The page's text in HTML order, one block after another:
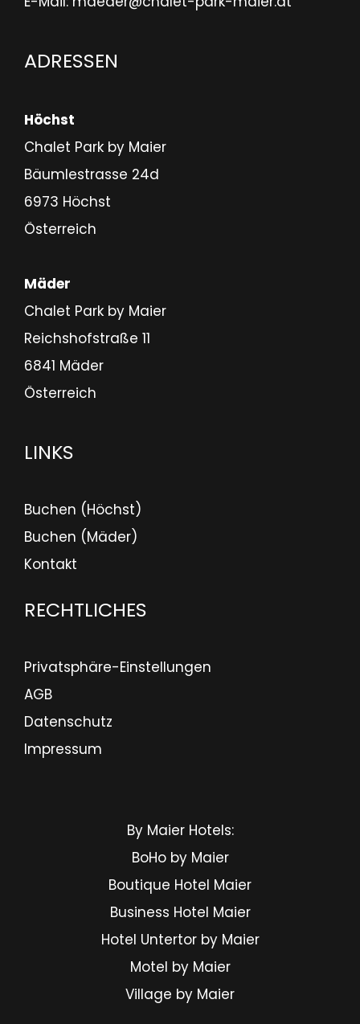
ADRESSEN
Höchst
Chalet Park by Maier
Bäumlestrasse 24d
6973 Höchst
Österreich
Mäder
Chalet Park by Maier
Reichshofstraße 11
6841 Mäder
Österreich
LINKS
Buchen (Höchst)
Buchen (Mäder)
Kontakt
RECHTLICHES
Privatsphäre-Einstellungen
AGB
Datenschutz
Impressum
By Maier Hotels:
BoHo by Maier
Boutique Hotel Maier
Business Hotel Maier
Hotel Untertor by Maier
Motel by Maier
Village by Maier